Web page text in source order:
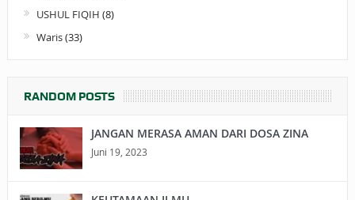
USHUL FIQIH (8)
Waris(33)
RANDOM POSTS
JANGAN MERASA AMAN DARI DOSA ZINA
Juni 19, 2023